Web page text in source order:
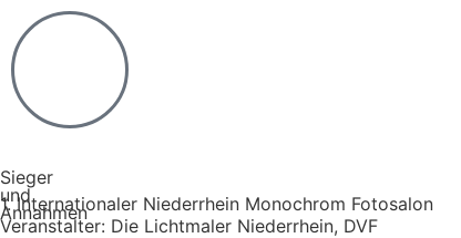
Sieger
und
Annahmen
1. Internationaler Niederrhein Monochrom Fotosalon
Veranstalter: Die Lichtmaler Niederrhein, DVF